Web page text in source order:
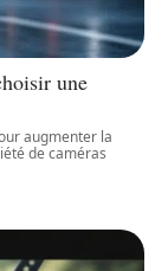
une
augmenter la
de caméras